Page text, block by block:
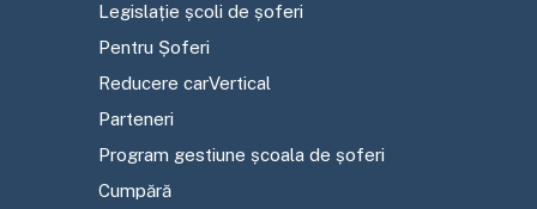
Legislație școli de șoferi
Pentru Șoferi
Reducere carVertical
Parteneri
Program gestiune școala de șoferi
Cumpără